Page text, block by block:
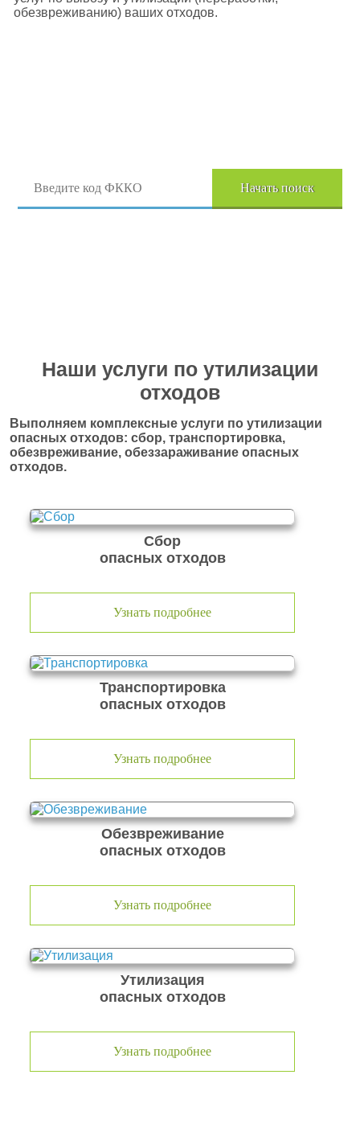
обезвреживанию) ваших отходов.
Начать поиск
Наши услуги по утилизации
отходов
Выполняем комплексные услуги по утилизации
опасных отходов: сбор, транспортировка,
обезвреживание, обеззараживание опасных
отходов.
Сбор
опасных отходов
Узнать подробнее
Транспортировка
опасных отходов
Узнать подробнее
Обезвреживание
опасных отходов
Узнать подробнее
Утилизация
опасных отходов
Узнать подробнее